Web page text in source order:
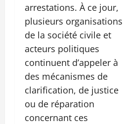
arrestations. À ce jour,
plusieurs organisations
de la société civile et
acteurs politiques
continuent d’appeler à
des mécanismes de
clarification, de justice
ou de réparation
concernant ces